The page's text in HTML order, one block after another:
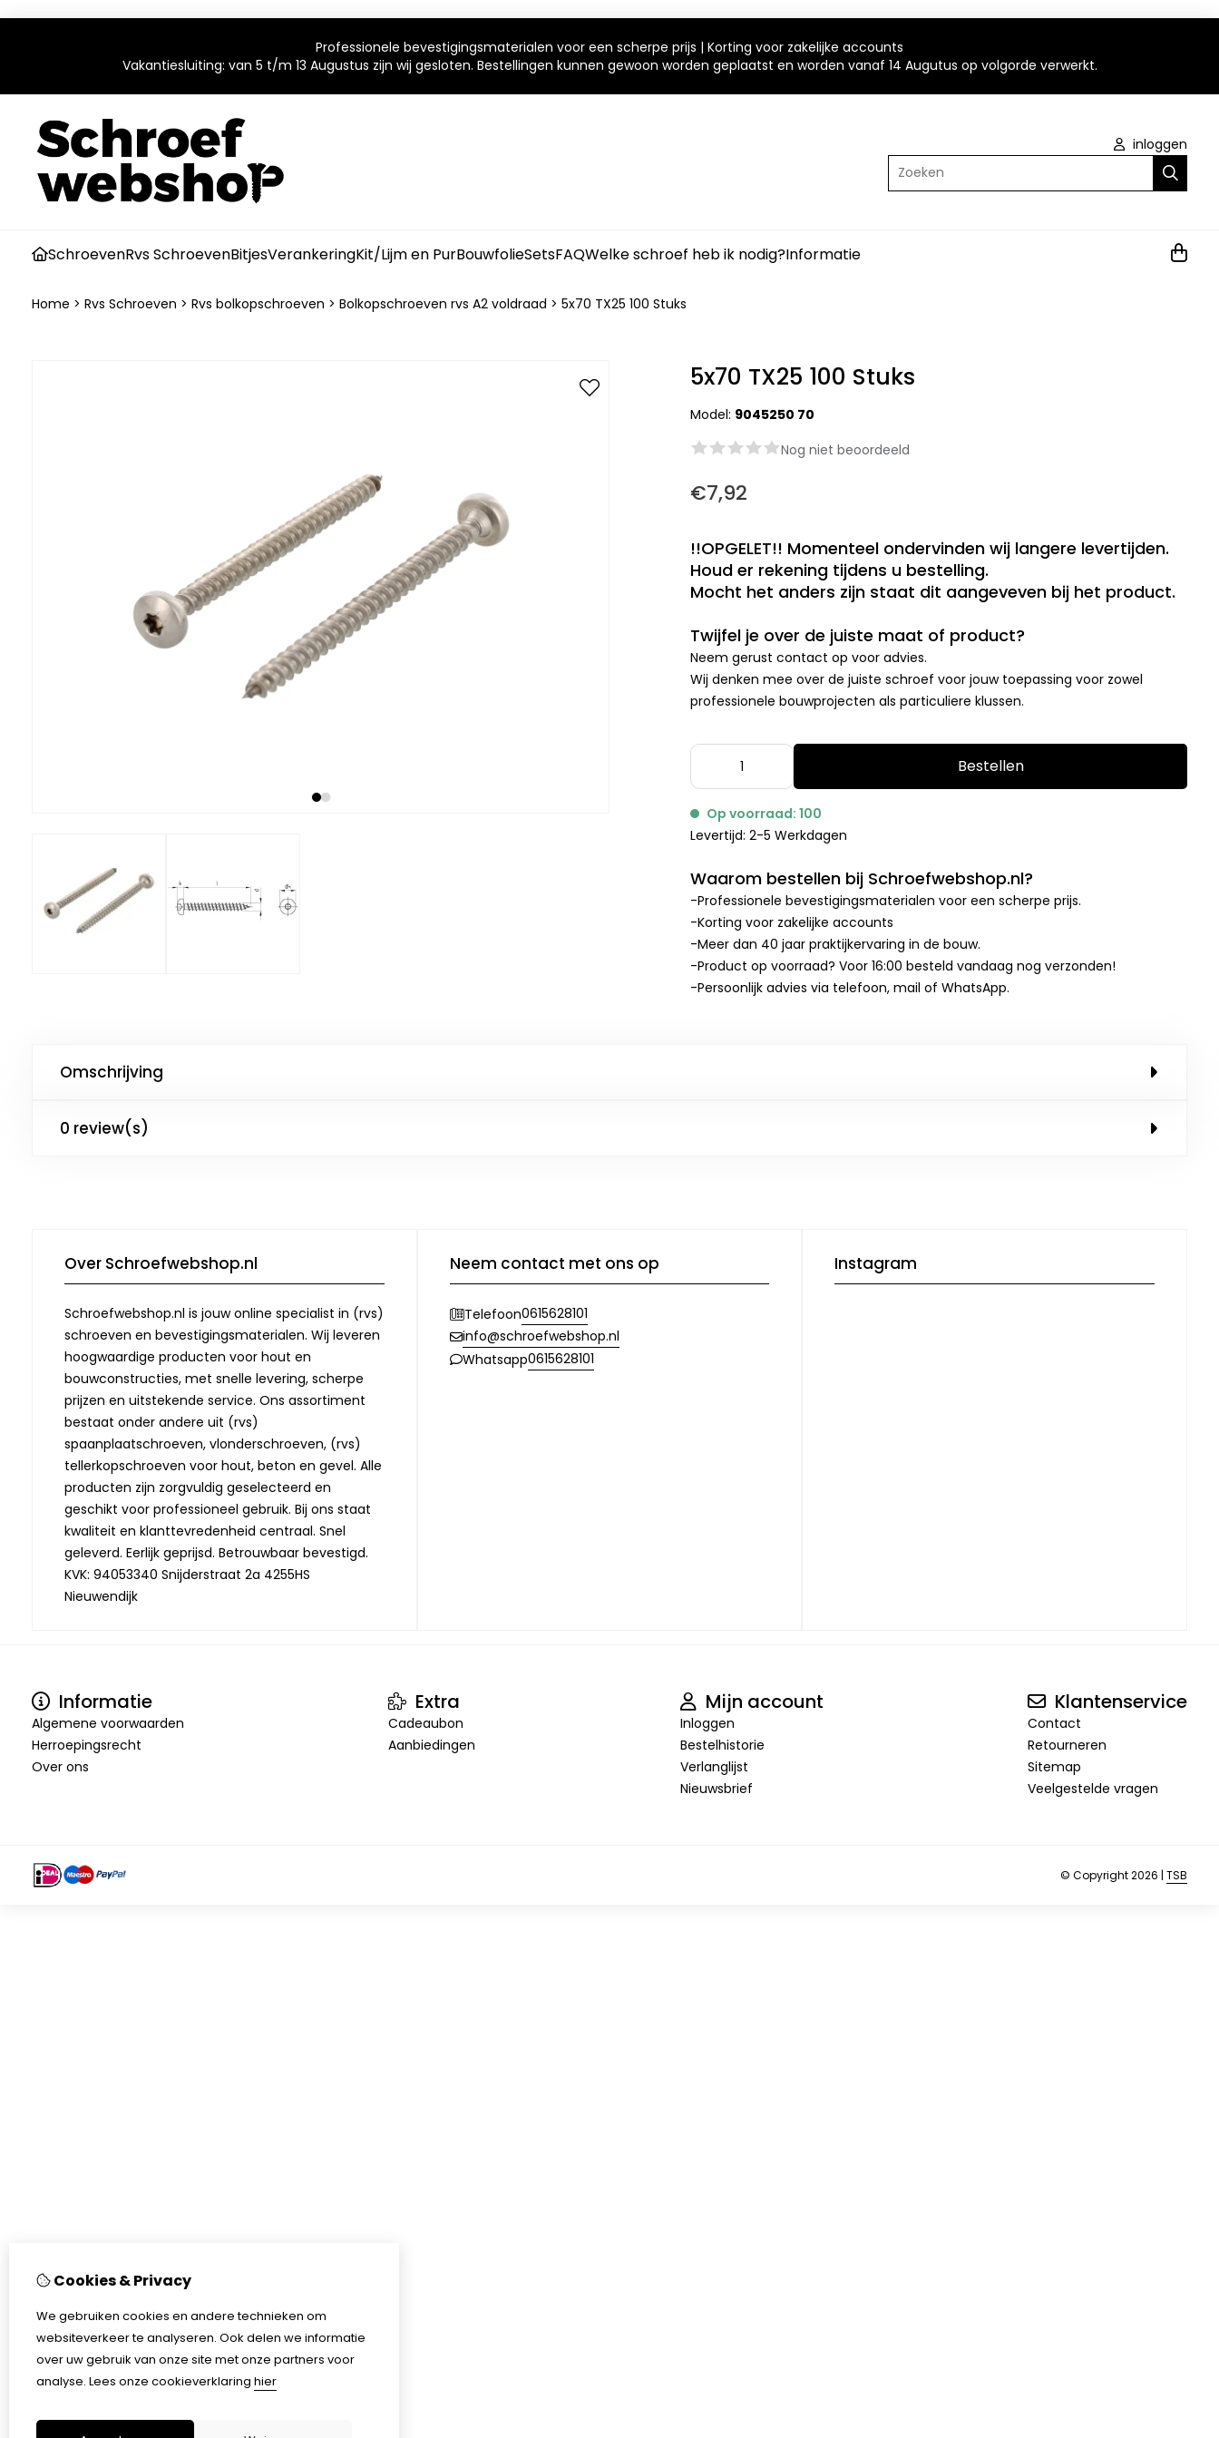
Professionele bevestigingsmaterialen voor een scherpe prijs | Korting voor zakelijke accounts
Vakantiesluiting: van 5 t/m 13 Augustus zijn wij gesloten. Bestellingen kunnen gewoon worden geplaatst en worden vanaf 14 Augutus op volgorde verwerkt.
inloggen
Zoeken
SchroevenRvs SchroevenBitjesVerankeringKit/Lijm en PurBouwfolieSetsFAQWelke schroef heb ik nodig?Informatie
Home > Rvs Schroeven > Rvs bolkopschroeven > Bolkopschroeven rvs A2 voldraad > 5x70 TX25 100 Stuks
5x70 TX25 100 Stuks
Model: 9045250 70
Nog niet beoordeeld
€7,92
!!OPGELET!! Momenteel ondervinden wij langere levertijden.
Houd er rekening tijdens u bestelling.
Mocht het anders zijn staat dit aangeveven bij het product.
Twijfel je over de juiste maat of product?
Neem gerust contact op voor advies.
Wij denken mee over de juiste schroef voor jouw toepassing voor zowel
professionele bouwprojecten als particuliere klussen.
Bestellen
Op voorraad: 100
Levertijd: 2-5 Werkdagen
Waarom bestellen bij Schroefwebshop.nl?
-Professionele bevestigingsmaterialen voor een scherpe prijs.
-Korting voor zakelijke accounts
-Meer dan 40 jaar praktijkervaring in de bouw.
-Product op voorraad? Voor 16:00 besteld vandaag nog verzonden!
-Persoonlijk advies via telefoon, mail of WhatsApp.
Omschrijving
0 review(s)
Over Schroefwebshop.nl
Schroefwebshop.nl is jouw online specialist in (rvs)
schroeven en bevestigingsmaterialen. Wij leveren
hoogwaardige producten voor hout en
bouwconstructies, met snelle levering, scherpe
prijzen en uitstekende service. Ons assortiment
bestaat onder andere uit (rvs)
spaanplaatschroeven, vlonderschroeven, (rvs)
tellerkopschroeven voor hout, beton en gevel. Alle
producten zijn zorgvuldig geselecteerd en
geschikt voor professioneel gebruik. Bij ons staat
kwaliteit en klanttevredenheid centraal. Snel
geleverd. Eerlijk geprijsd. Betrouwbaar bevestigd.
KVK: 94053340 Snijderstraat 2a 4255HS
Nieuwendijk
Neem contact met ons op
Telefoon0615628101
info@schroefwebshop.nl
Whatsapp0615628101
Instagram
Informatie
Algemene voorwaarden
Herroepingsrecht
Over ons
Extra
Cadeaubon
Aanbiedingen
Mijn account
Inloggen
Bestelhistorie
Verlanglijst
Nieuwsbrief
Klantenservice
Contact
Retourneren
Sitemap
Veelgestelde vragen
© Copyright 2026 | TSB
Cookies & Privacy
We gebruiken cookies en andere technieken om
websiteverkeer te analyseren. Ook delen we informatie
over uw gebruik van onze site met onze partners voor
analyse. Lees onze cookieverklaring hier